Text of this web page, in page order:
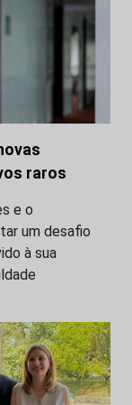
raros
e o
um desafio
à sua